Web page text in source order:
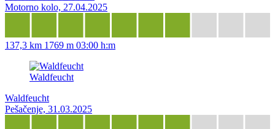
Motorno kolo, 27.04.2025
137,3 km 1769 m 03:00 h:m
Waldfeucht
Waldfeucht
Pešačenje, 31.03.2025